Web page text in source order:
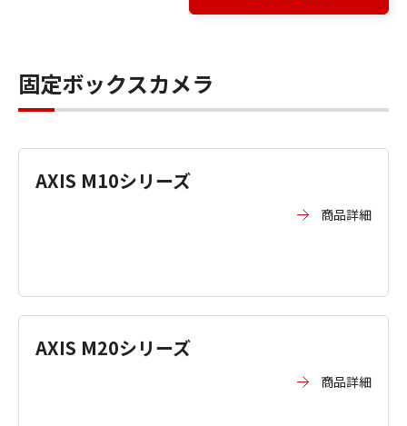
固定ボックスカメラ
AXIS M10シリーズ
商品詳細
AXIS M20シリーズ
商品詳細